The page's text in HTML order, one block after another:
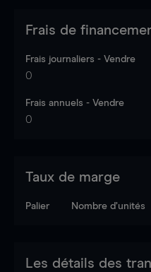
Frais de
Frais journaliers - Vendre
0
Frais annuels - Vendre
0
Taux de marge
Palier Nombre d’unités
Les détails des